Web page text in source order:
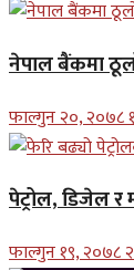
नेपाल बैंकमा
फाल्गुन २०, २०७८
पेट्रोल, डिजेल र
फाल्गुन १९, २०७८